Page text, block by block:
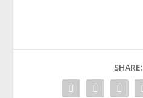
SHARE: